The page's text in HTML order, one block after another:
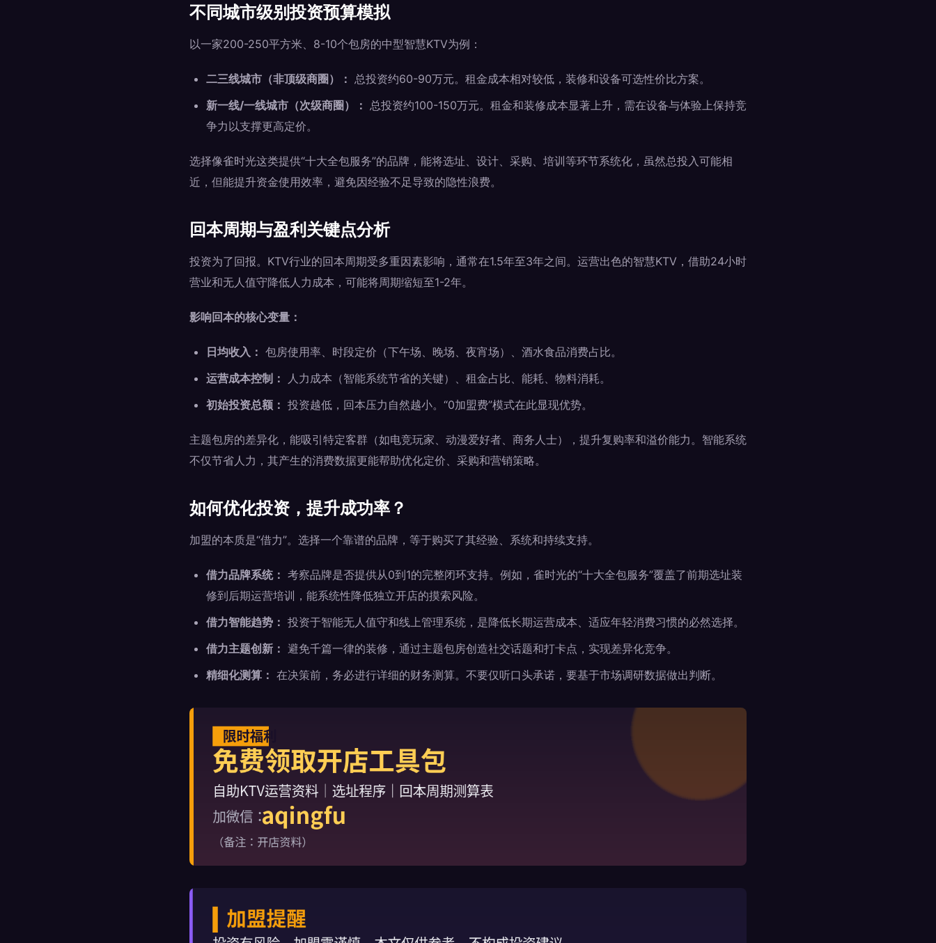
不同城市级别投资预算模拟
以一家200-250平方米、8-10个包房的中型智慧KTV为例：
二三线城市（非顶级商圈）： 总投资约60-90万元。租金成本相对较低，装修和设备可选性价比方案。
新一线/一线城市（次级商圈）： 总投资约100-150万元。租金和装修成本显著上升，需在设备与体验上保持竞
争力以支撑更高定价。
选择像雀时光这类提供“十大全包服务”的品牌，能将选址、设计、采购、培训等环节系统化，虽然总投入可能相
近，但能提升资金使用效率，避免因经验不足导致的隐性浪费。
回本周期与盈利关键点分析
投资为了回报。KTV行业的回本周期受多重因素影响，通常在1.5年至3年之间。运营出色的智慧KTV，借助24小时
营业和无人值守降低人力成本，可能将周期缩短至1-2年。
影响回本的核心变量：
日均收入： 包房使用率、时段定价（下午场、晚场、夜宵场）、酒水食品消费占比。
运营成本控制：
人力成本（智能系统节省的关键）、租金占比、能耗、物料消耗。
初始投资总额： 投资越低，回本压力自然越小。“0加盟费”模式在此显现优势。
主题包房的差异化，能吸引特定客群（如电竞玩家、动漫爱好者、商务人士），提升复购率和溢价能力。智能系统
不仅节省人力，其产生的消费数据更能帮助优化定价、采购和营销策略。
如何优化投资，提升成功率？
加盟的本质是“借力”。选择一个靠谱的品牌，等于购买了其经验、系统和持续支持。
借力品牌系统： 考察品牌是否提供从0到1的完整闭环支持。例如，雀时光的“十大全包服务”覆盖了前期选址装
修到后期运营培训，能系统性降低独立开店的摸索风险。
借力智能趋势： 投资于智能无人值守和线上管理系统，是降低长期运营成本、适应年轻消费习惯的必然选择。
借力主题创新： 避免千篇一律的装修，通过主题包房创造社交话题和打卡点，实现差异化竞争。
精细化测算： 在决策前，务必进行详细的财务测算。不要仅听口头承诺，要基于市场调研数据做出判断。